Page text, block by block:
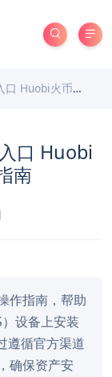
安卓iOS通用安装指南
口 Huobi
南
作指南，帮助
设备上安装
遵循官方渠道
确保资产安